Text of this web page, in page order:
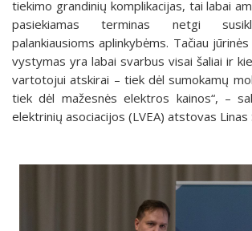
tiekimo grandinių komplikacijas, tai labai
pasiekiamas terminas netgi
palankiausioms aplinkybėms. Tačiau
vystymas yra labai svarbus visai šaliai ir
vartotojui atskirai – tiek dėl sumokamų
tiek dėl mažesnės elektros kainos“, –
elektrinių asociacijos (LVEA) atstovas Linas